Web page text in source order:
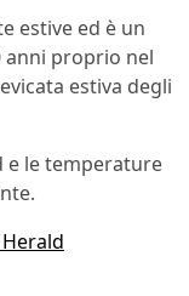
estive ed è un
anni proprio nel
estiva degli
e le temperature